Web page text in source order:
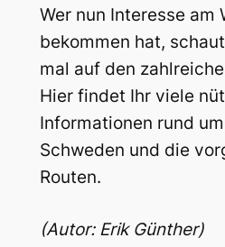
Wer nun Interesse am
bekommen hat,
mal auf den
Hier findet Ihr viele
Informationen rund
Schweden und die
Routen.
(Autor: Erik Günther)